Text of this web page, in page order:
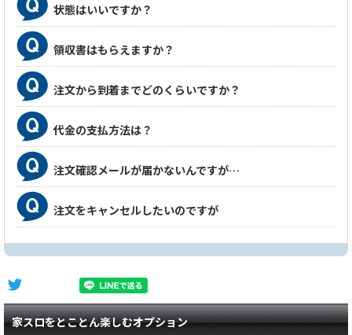
状態はいいですか？
領収書はもらえますか？
注文から到着までどのくらいですか？
代金の支払方法は？
注文確認メールが届かないんですが…
注文をキャンセルしたいのですが
家スロをとことん楽しむオプション